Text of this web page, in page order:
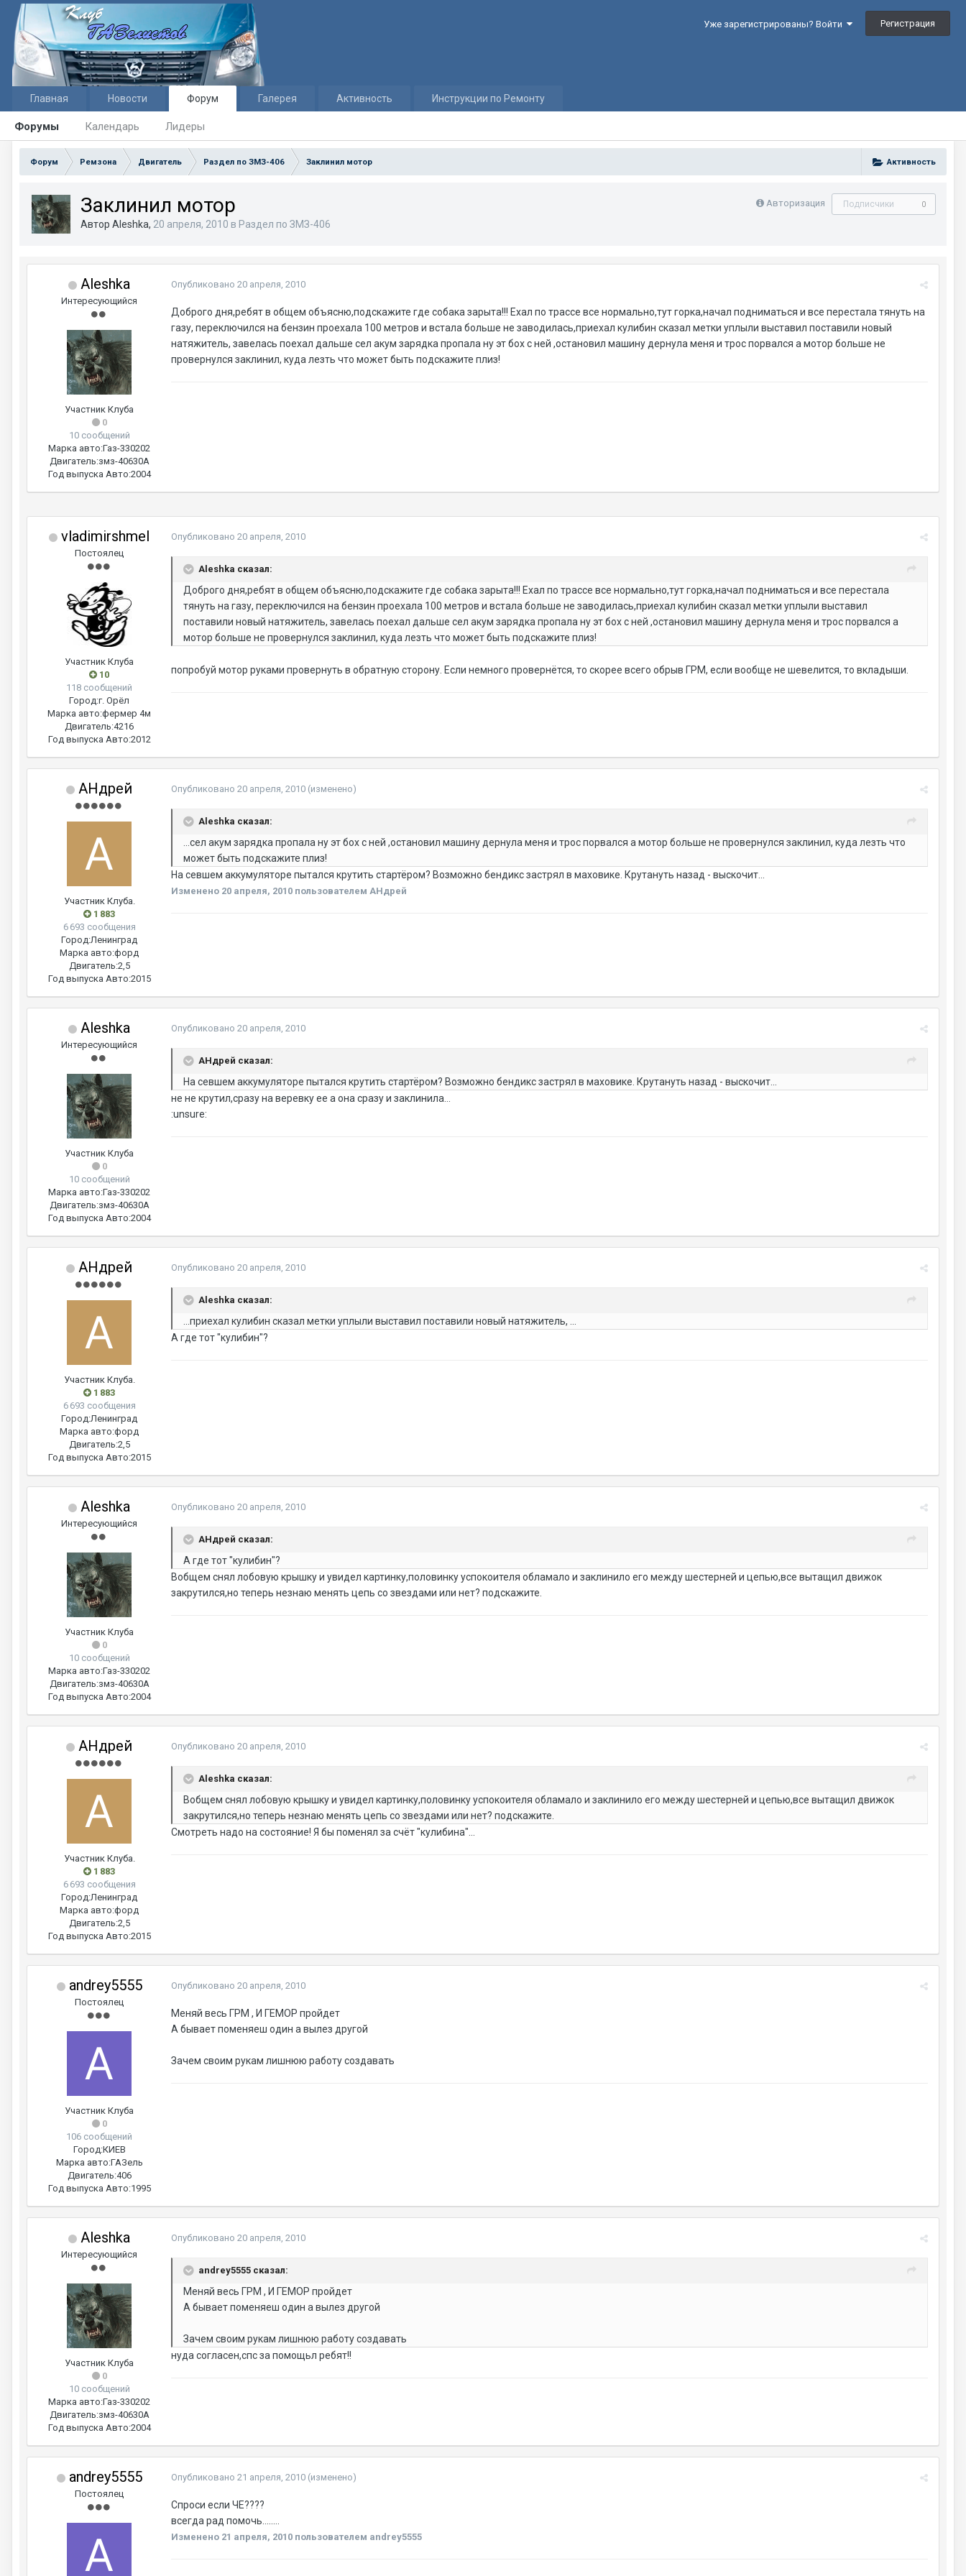
Уже зарегистрированы? Войти Регистрация
Главная Новости Форум
Форумы Календарь Лидеры
Галерея Активность Инструкции по Ремонту
Активность
Форум Ремзона Двигатель Раздел по ЗМЗ-406 Заклинил мотор
Авторизация Подписчики 0
Заклинил мотор
Автор Aleshka, 20 апреля, 2010 в Раздел по ЗМЗ-406
Aleshka
Интересующийся
Участник Клуба
0
10 сообщений
Марка авто:Газ-330202
Двигатель:змз-40630А
Год выпуска Авто:2004
Опубликовано 20 апреля, 2010
Доброго дня,ребят в общем объясню,подскажите где собака зарыта!!! Ехал по трассе все нормально,тут горка,начал подниматься и все перестала тянуть на
газу, переключился на бензин проехала 100 метров и встала больше не заводилась,приехал кулибин сказал метки уплыли выставил поставили новый
натяжитель, завелась поехал дальше сел акум зарядка пропала ну эт бох с ней ,остановил машину дернула меня и трос порвался а мотор больше не
провернулся заклинил, куда лезть что может быть подскажите плиз!
vladimirshmel
Постоялец
Участник Клуба
10
118 сообщений
Город:г. Орёл
Марка авто:фермер 4м
Двигатель:4216
Год выпуска Авто:2012
Опубликовано 20 апреля, 2010
Aleshka сказал:
Доброго дня,ребят в общем объясню,подскажите где собака зарыта!!! Ехал по трассе все нормально,тут горка,начал подниматься и все перестала
тянуть на газу, переключился на бензин проехала 100 метров и встала больше не заводилась,приехал кулибин сказал метки уплыли выставил
поставили новый натяжитель, завелась поехал дальше сел акум зарядка пропала ну эт бох с ней ,остановил машину дернула меня и трос порвался а
мотор больше не провернулся заклинил, куда лезть что может быть подскажите плиз!
попробуй мотор руками провернуть в обратную сторону. Если немного провернётся, то скорее всего обрыв ГРМ, если вообще не шевелится, то вкладыши.
AHдрей
Участник Клуба.
1 883
6 693 сообщения
Город:Ленинград
Марка авто:форд
Двигатель:2,5
Год выпуска Авто:2015
Опубликовано 20 апреля, 2010 (изменено)
Aleshka сказал:
...сел акум зарядка пропала ну эт бох с ней ,остановил машину дернула меня и трос порвался а мотор больше не провернулся заклинил, куда лезть что
может быть подскажите плиз!
На севшем аккумуляторе пытался крутить стартёром? Возможно бендикс застрял в маховике. Крутануть назад - выскочит...
Изменено 20 апреля, 2010 пользователем AHдрей
Aleshka
Интересующийся
Участник Клуба
0
10 сообщений
Марка авто:Газ-330202
Двигатель:змз-40630А
Год выпуска Авто:2004
Опубликовано 20 апреля, 2010
AHдрей сказал:
На севшем аккумуляторе пытался крутить стартёром? Возможно бендикс застрял в маховике. Крутануть назад - выскочит...
не не крутил,сразу на веревку ее а она сразу и заклинила...
:unsure:
AHдрей
Участник Клуба.
1 883
6 693 сообщения
Город:Ленинград
Марка авто:форд
Двигатель:2,5
Год выпуска Авто:2015
Опубликовано 20 апреля, 2010
Aleshka сказал:
...приехал кулибин сказал метки уплыли выставил поставили новый натяжитель, ...
А где тот "кулибин"?
Aleshka
Интересующийся
Участник Клуба
0
10 сообщений
Марка авто:Газ-330202
Двигатель:змз-40630А
Год выпуска Авто:2004
Опубликовано 20 апреля, 2010
AHдрей сказал:
А где тот "кулибин"?
Вобщем снял лобовую крышку и увидел картинку,половинку успокоителя обламало и заклинило его между шестерней и цепью,все вытащил движок
закрутился,но теперь незнаю менять цепь со звездами или нет? подскажите.
AHдрей
Участник Клуба.
1 883
6 693 сообщения
Город:Ленинград
Марка авто:форд
Двигатель:2,5
Год выпуска Авто:2015
Опубликовано 20 апреля, 2010
Aleshka сказал:
Вобщем снял лобовую крышку и увидел картинку,половинку успокоителя обламало и заклинило его между шестерней и цепью,все вытащил движок
закрутился,но теперь незнаю менять цепь со звездами или нет? подскажите.
Смотреть надо на состояние! Я бы поменял за счёт "кулибина"...
andrey5555
Постоялец
Участник Клуба
0
106 сообщений
Город:КИЕВ
Марка авто:ГАЗель
Двигатель:406
Год выпуска Авто:1995
Опубликовано 20 апреля, 2010
Меняй весь ГРМ , И ГЕМОР пройдет
А бывает поменяеш один а вылез другой
Зачем своим рукам лишнюю работу создавать
Aleshka
Интересующийся
Участник Клуба
0
10 сообщений
Марка авто:Газ-330202
Двигатель:змз-40630А
Год выпуска Авто:2004
Опубликовано 20 апреля, 2010
andrey5555 сказал:
Меняй весь ГРМ , И ГЕМОР пройдет
А бывает поменяеш один а вылез другой
Зачем своим рукам лишнюю работу создавать
нуда согласен,спс за помощьл ребят!!
andrey5555
Постоялец
Опубликовано 21 апреля, 2010 (изменено)
Спроси если ЧЕ????
всегда рад помочь........
Изменено 21 апреля, 2010 пользователем andrey5555